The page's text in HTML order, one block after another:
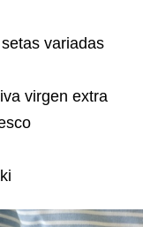
variadas
virgen extra